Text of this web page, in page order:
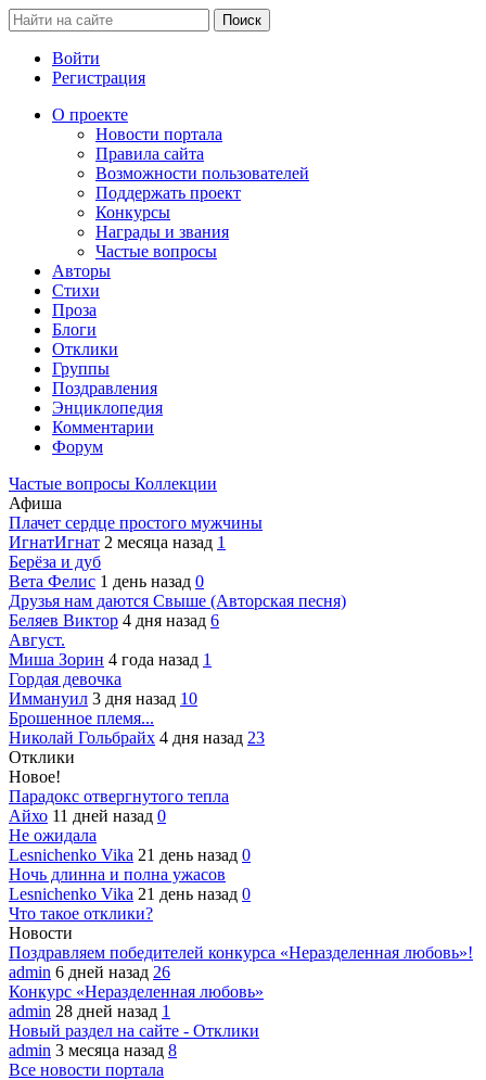
Войти
Регистрация
О проекте
Новости портала
Правила сайта
Возможности пользователей
Поддержать проект
Конкурсы
Награды и звания
Частые вопросы
Авторы
Стихи
Проза
Блоги
Отклики
Группы
Поздравления
Энциклопедия
Комментарии
Форум
Частые вопросы Коллекции
Афиша
Плачет сердце простого мужчины
ИгнатИгнат 2 месяца назад 1
Берёза и дуб
Вета Фелис 1 день назад 0
Друзья нам даются Свыше (Авторская песня)
Беляев Виктор 4 дня назад 6
Август.
Миша Зорин 4 года назад 1
Гордая девочка
Иммануил 3 дня назад 10
Брошенное племя...
Николай Гольбрайх 4 дня назад 23
Отклики
Новое!
Парадокс отвергнутого тепла
Айхо 11 дней назад 0
Не ожидала
Lesnichenko Vika 21 день назад 0
Ночь длинна и полна ужасов
Lesnichenko Vika 21 день назад 0
Что такое отклики?
Новости
Поздравляем победителей конкурса «Неразделенная любовь»!
admin 6 дней назад 26
Конкурс «Неразделенная любовь»
admin 28 дней назад 1
Новый раздел на сайте - Отклики
admin 3 месяца назад 8
Все новости портала